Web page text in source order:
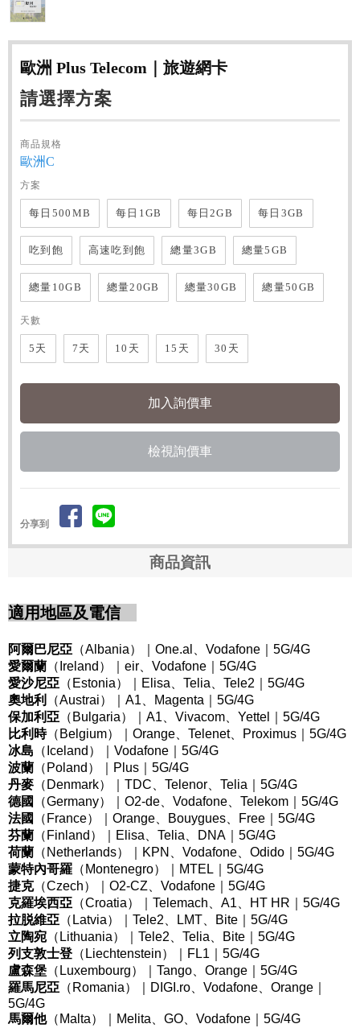
歐洲 Plus Telecom｜旅遊網卡
請選擇方案
商品規格
歐洲C
方案
每日500MB 每日1GB 每日2GB 每日3GB
吃到飽 高速吃到飽 總量3GB 總量5GB
總量10GB 總量20GB 總量30GB 總量50GB
天數
5天 7天 10天 15天 30天
檢視詢價車
分享到
商品資訊
適用地區及電信
阿爾巴尼亞 （Albania）｜One.al、Vodafone ｜5G/4G
愛爾蘭 （Ireland ）｜eir、Vodafone ｜5G/4G
愛沙尼亞 （Estonia）｜Elisa、Telia、Tele2 ｜5G/4G
奧地利
（Austrai）｜A1、Magenta ｜5G/4G
保加利亞 （Bulgaria）｜A1、Vivacom、Yettel
｜5G/4G
比利時（Belgium）｜Orange、Telenet、Proximus ｜5G/4G
冰島 （Iceland ）｜Vodafone ｜5G/4G
波蘭 （Poland ）｜Plus ｜5G/4G
丹麥 （Denmark）｜TDC、Telenor、Telia ｜5G/4G
德國
（Germany）｜O2-de、Vodafone、Telekom ｜5G/4G
法國
（France）｜Orange、Bouygues、Free ｜5G/4G
芬蘭 （Finland ）｜Elisa、Telia、DNA ｜5G/4G
荷蘭 （Netherlands）｜KPN、Vodafone、Odido ｜5G/4G
蒙特內哥羅 （Montenegro）｜MTEL ｜5G/4G
捷克（Czech）｜O2-CZ、Vodafone ｜5G/4G
克羅埃西亞 （Croatia）｜Telemach、A1、HT HR ｜5G/4G
拉脱維亞 （Latvia）｜Tele2、LMT、Bite ｜5G/4G
立陶宛（Lithuania）｜Tele2、Telia、Bite ｜5G/4G
列支敦士登 （Liechtenstein）｜FL1 ｜5G/4G
盧森堡 （Luxembourg）｜Tango、Orange ｜5G/4G
羅馬尼亞 （Romania）｜DIGI.ro、Vodafone、Orange
5G/4G
馬爾他（Malta）｜ Melita GO Vodafone ｜5G/4G